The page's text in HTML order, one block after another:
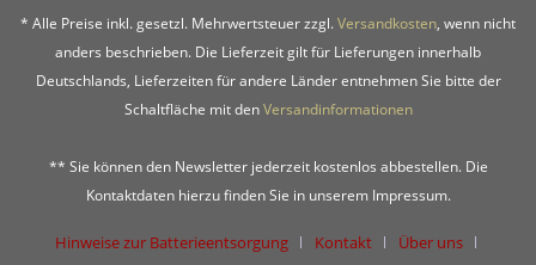
* Alle Preise inkl. gesetzl. Mehrwertsteuer zzgl.Versandkosten, wenn nicht
anders beschrieben. Die Lieferzeit gilt für Lieferungen innerhalb
Deutschlands, Lieferzeiten für andere Länder entnehmen Sie bitte der
Schaltfläche mit denVersandinformationen
** Sie können den Newsletter jederzeit kostenlos abbestellen. Die
Kontaktdaten hierzu finden Sie in unserem Impressum.
Hinweise zur Batterieentsorgung Kontakt Über uns